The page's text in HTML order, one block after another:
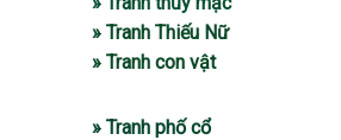
» Tranh Thiếu Nữ
» Tranh con vật
» Tranh phố cổ